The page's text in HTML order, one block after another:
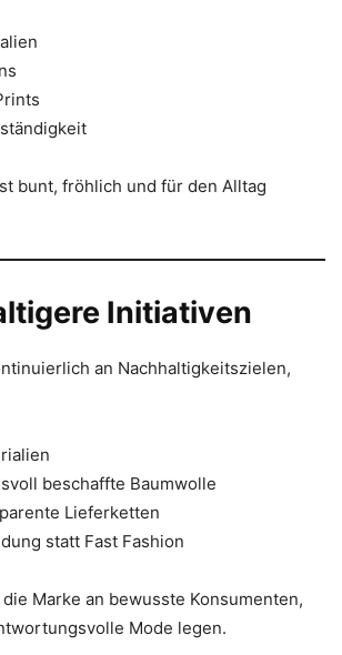
bunt, fröhlich und für den Alltag
Initiativen
an Nachhaltigkeitszielen,
beschaffte Baumwolle
Lieferketten
statt Fast Fashion
Marke an bewusste Konsumenten,
Mode legen.